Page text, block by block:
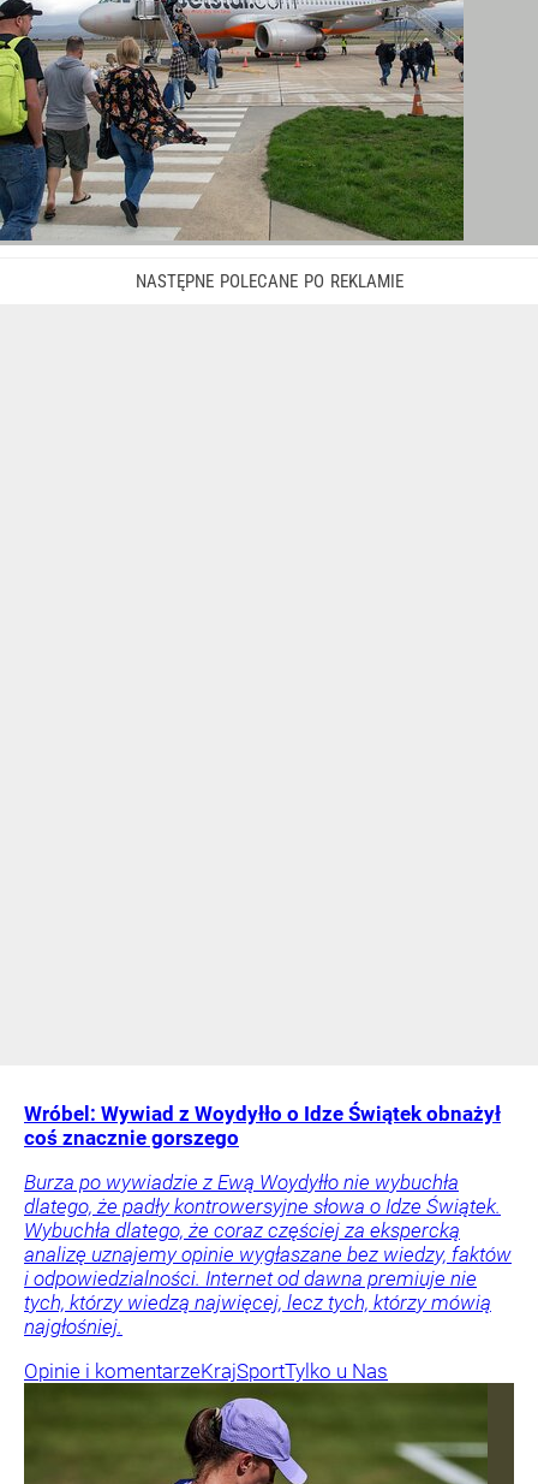
Wróbel: Wywiad z Woydyłło o Idze Świątek obnażył
coś znacznie gorszego
Burza po wywiadzie z Ewą Woydyłło nie wybuchła
dlatego, że padły kontrowersyjne słowa o Idze Świątek.
Wybuchła dlatego, że coraz częściej za ekspercką
analizę uznajemy opinie wygłaszane bez wiedzy, faktów
i odpowiedzialności. Internet od dawna premiuje nie
tych, którzy wiedzą najwięcej, lecz tych, którzy mówią
najgłośniej.
Opinie i komentarzeKrajSportTylko u Nas